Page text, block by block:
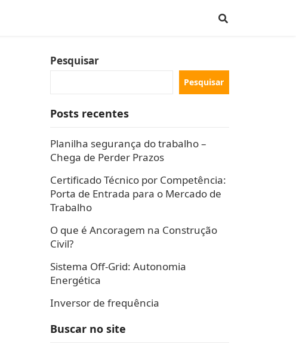
Pesquisar
Pesquisar
Posts recentes
Planilha segurança do trabalho –
Chega de Perder Prazos
Certificado Técnico por Competência:
Porta de Entrada para o Mercado de
Trabalho
O que é Ancoragem na Construção
Civil?
Sistema Off-Grid: Autonomia
Energética
Inversor de frequência
Buscar no site